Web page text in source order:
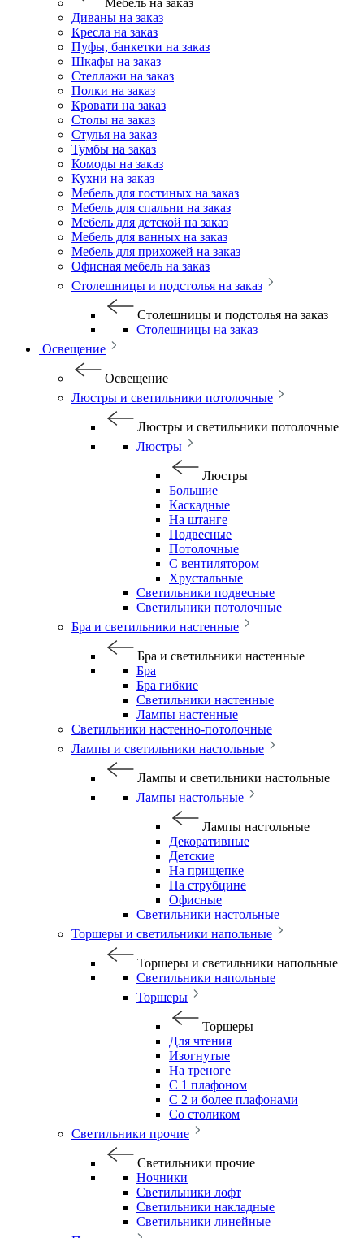
Мебель на заказ
Диваны на заказ
Кресла на заказ
Пуфы, банкетки на заказ
Шкафы на заказ
Стеллажи на заказ
Полки на заказ
Кровати на заказ
Столы на заказ
Стулья на заказ
Тумбы на заказ
Комоды на заказ
Кухни на заказ
Мебель для гостиных на заказ
Мебель для спальни на заказ
Мебель для детской на заказ
Мебель для ванных на заказ
Мебель для прихожей на заказ
Офисная мебель на заказ
Столешницы и подстолья на заказ
Столешницы и подстолья на заказ
Столешницы на заказ
Освещение
Освещение
Люстры и светильники потолочные
Люстры и светильники потолочные
Люстры
Люстры
Большие
Каскадные
На штанге
Подвесные
Потолочные
С вентилятором
Хрустальные
Светильники подвесные
Светильники потолочные
Бра и светильники настенные
Бра и светильники настенные
Бра
Бра гибкие
Светильники настенные
Лампы настенные
Светильники настенно-потолочные
Лампы и светильники настольные
Лампы и светильники настольные
Лампы настольные
Лампы настольные
Декоративные
Детские
На прищепке
На струбцине
Офисные
Светильники настольные
Торшеры и светильники напольные
Торшеры и светильники напольные
Светильники напольные
Торшеры
Торшеры
Для чтения
Изогнутые
На треноге
С 1 плафоном
С 2 и более плафонами
Со столиком
Светильники прочие
Светильники прочие
Ночники
Светильники лофт
Светильники накладные
Светильники линейные